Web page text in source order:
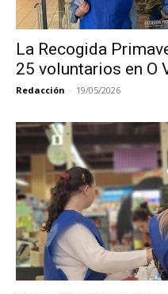
La Recogida
25 voluntarios en O
Redacción - 19/05/2026